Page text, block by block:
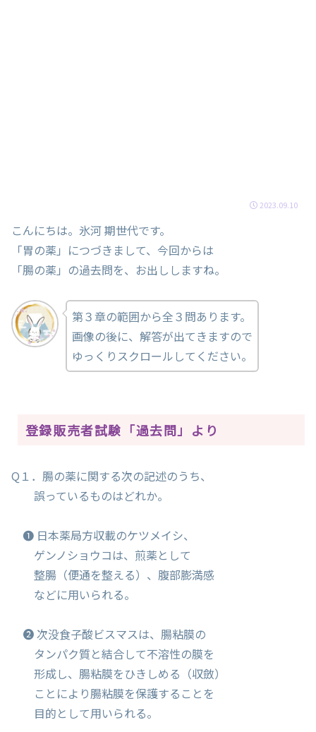
2023.09.10
こんにちは。氷河 期世代です。
「胃の薬」につづきまして、今回からは
「腸の薬」の過去問を、お出ししますね。
第３章の範囲から全３問あります。
画像の後に、解答が出てきますので
ゆっくりスクロールしてください。
登録販売者試験「過去問」より
Q１．腸の薬に関する次の記述のうち、
誤っているものはどれか。
❶ 日本薬局方収載のケツメイシ、
ゲンノショウコは、煎薬として
整腸（便通を整える）、腹部膨満感
などに用いられる。
❷ 次没食子酸ビスマスは、腸粘膜の
タンパク質と結合して不溶性の膜を
形成し、腸粘膜をひきしめる（収斂）
ことにより腸粘膜を保護することを
目的として用いられる。